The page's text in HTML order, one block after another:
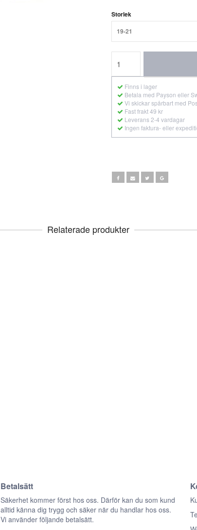
Storlek
19-21
Finns i lager
Betala med Payson eller
Vi skickar spårbart med
Fast frakt 49 kr
Leverans 2-4 vardagar
Ingen faktura- eller
Relaterade produkter
Betalsätt
Säkerhet kommer först hos oss. Därför kan du som kund
alltid känna dig trygg och säker när du handlar hos oss.
Vi använder följande betalsätt.